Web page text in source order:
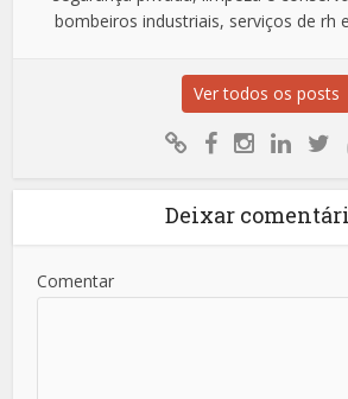
bombeiros industriais, serviços de rh
Ver todos os posts
Deixar
Comentar